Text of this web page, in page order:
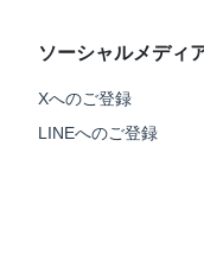
ソーシャルメディ
Xへのご登録
LINEへのご登録